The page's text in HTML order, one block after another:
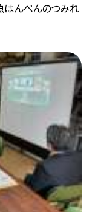
はんぺんのつみれ